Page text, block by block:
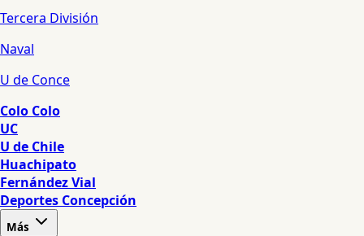
Tercera División
Naval
U de Conce
Colo Colo
UC
U de Chile
Huachipato
Fernández Vial
Deportes Concepción
Más